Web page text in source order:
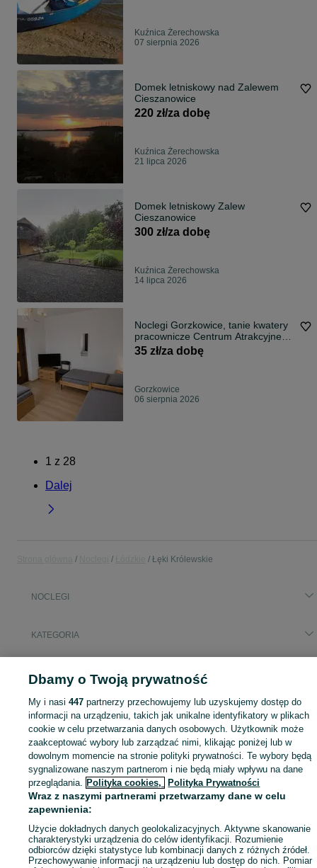
Kuźnica Żerechowska
07 sierpnia 2026
Domek letniskowy nad Zalewem
Cieszanowice
220 zł/za dobę
Kuźnica Żerechowska
21 lipca 2026
Domek letniskowy Zalew
Cieszanowice
300 zł/za dobę
Kuźnica Żerechowska
14 lipca 2026
Noclegi Gorzkowice, tanie kwatery
pracownicze Centrum Atrakcyjne
ceny
35 zł/za dobę
Gorzkowice
06 sierpnia 2026
1 z 28
Dalej
Łęki Królewskie
NOCLEGI
KATEGORIA
Mapa kategorii
Mapa miejscowości
Mapa ministron
Popularne wyszukiwania
Dbamy o Twoją prywatność
My i nasi447 partnerzy przechowujemy lub uzyskujemy dostęp do
informacji na urządzeniu, takich jak unikalne identyfikatory w plikach
cookie w celu przetwarzania danych osobowych. Użytkownik może
zaakceptować wybory lub zarządzać nimi, klikając poniżej lub w
dowolnym momencie na stronie polityki prywatności. Te wybory będą
sygnalizowane naszym partnerom i nie będą miały wpływu na dane
przeglądania. Polityka cookies, Polityka Prywatności
Wraz z naszymi partnerami przetwarzamy dane w celu
zapewnienia:
Użycie dokładnych danych geolokalizacyjnych. Aktywne skanowanie
charakterystyki urządzenia do celów identyfikacji. Rozumienie
odbiorców dzięki statystyce lub kombinacji danych z różnych źródeł.
Przechowywanie informacji na urządzeniu lub dostęp do nich. Pomiar